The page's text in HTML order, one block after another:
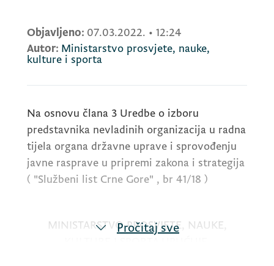
Objavljeno: 07.03.2022. • 12:24
Autor: Ministarstvo prosvjete, nauke,
kulture i sporta
Na osnovu člana 3 Uredbe o izboru
predstavnika nevladinih organizacija u radna
tijela organa državne uprave i sprovođenju
javne rasprave u pripremi zakona i strategija
( "Službeni list Crne Gore" , br 41/18 )
MINISTARSTVO PROSVJETE, NAUKE,
Pročitaj sve